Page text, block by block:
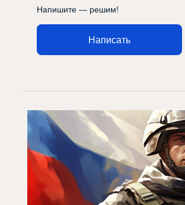
Напишите — решим!
Написать